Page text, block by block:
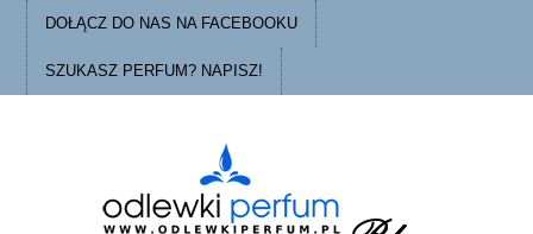
DOŁĄCZ DO NAS NA FACEBOOKU
SZUKASZ PERFUM? NAPISZ!